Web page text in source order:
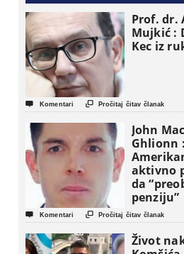
Prof. dr.
Mujkić :
Kec iz
 Komentari  Pročitaj čitav članak
John Mac
Ghlionn :
aktivno
da
penziju”
 Komentari  Pročitaj čitav članak
Život